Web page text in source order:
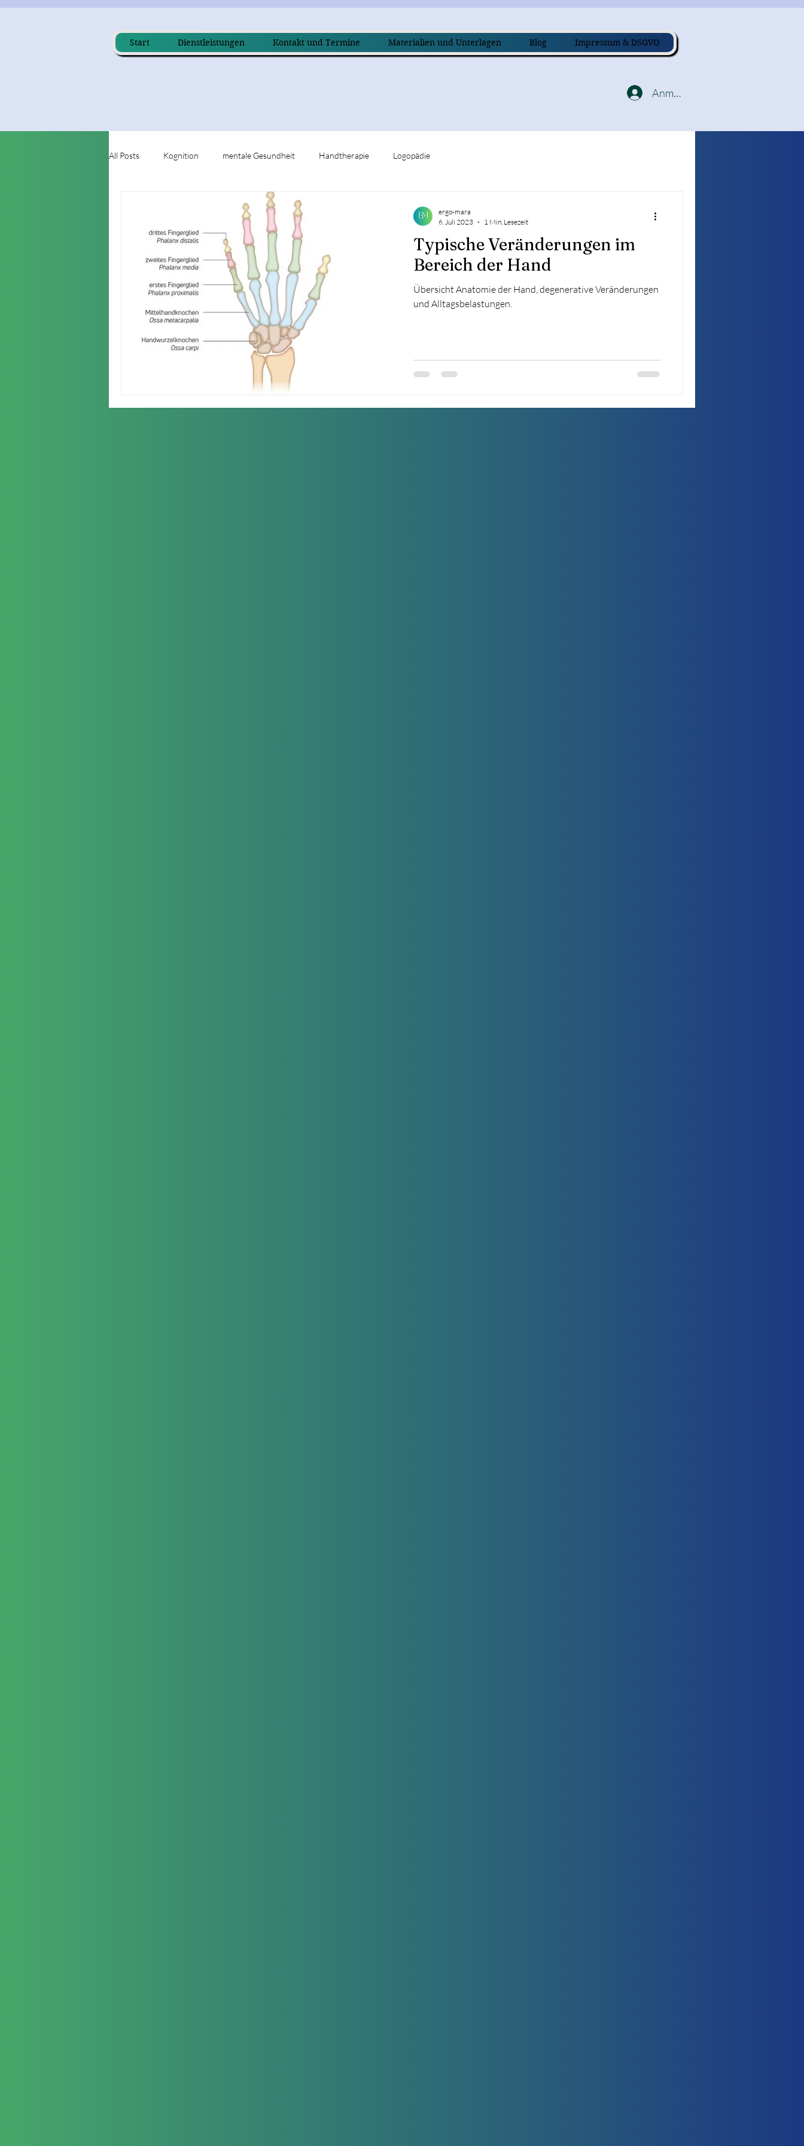
Start Dienstleistungen Kontakt und Termine Materialien und Unterlagen Blog Impressum & DSGVO
Anmelden
All Posts Kognition mentale Gesundheit Handtherapie Logopädie
Typische Veränderungen im
Bereich der Hand
Übersicht Anatomie der Hand, degenerative Veränderungen
und Alltagsbelastungen.
ergo-mara
6. Juli 2023
1 Min. Lesezeit